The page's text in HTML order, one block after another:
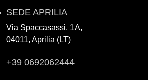
SEDE APRILIA
Via Spaccasassi, 1A,
04011, Aprilia (LT)
+39 0692062444